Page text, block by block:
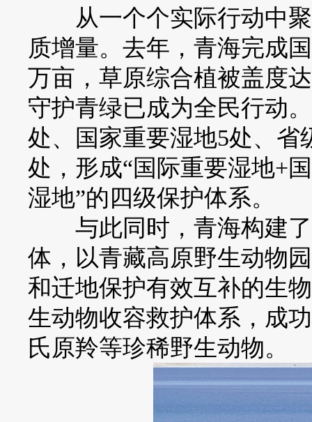
从一个个实际行动中聚
质增量。去年，青海完成
万亩，草原综合植被盖度
守护青绿已成为全民行动
处、国家重要湿地5处、省
处，形成“国际重要湿地+
湿地”的四级保护体系。
与此同时，青海构建了
体，以青藏高原野生动物
和迁地保护有效互补的生
生动物收容救护体系，成
氏原羚等珍稀野生动物。